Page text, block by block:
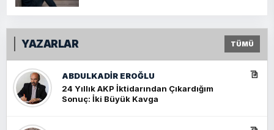
YAZARLAR TÜMÜ
ABDULKADIR EROĞLU
24 Yıllık AKP İktidarından Çıkardığım
Sonuç: İki Büyük Kavga